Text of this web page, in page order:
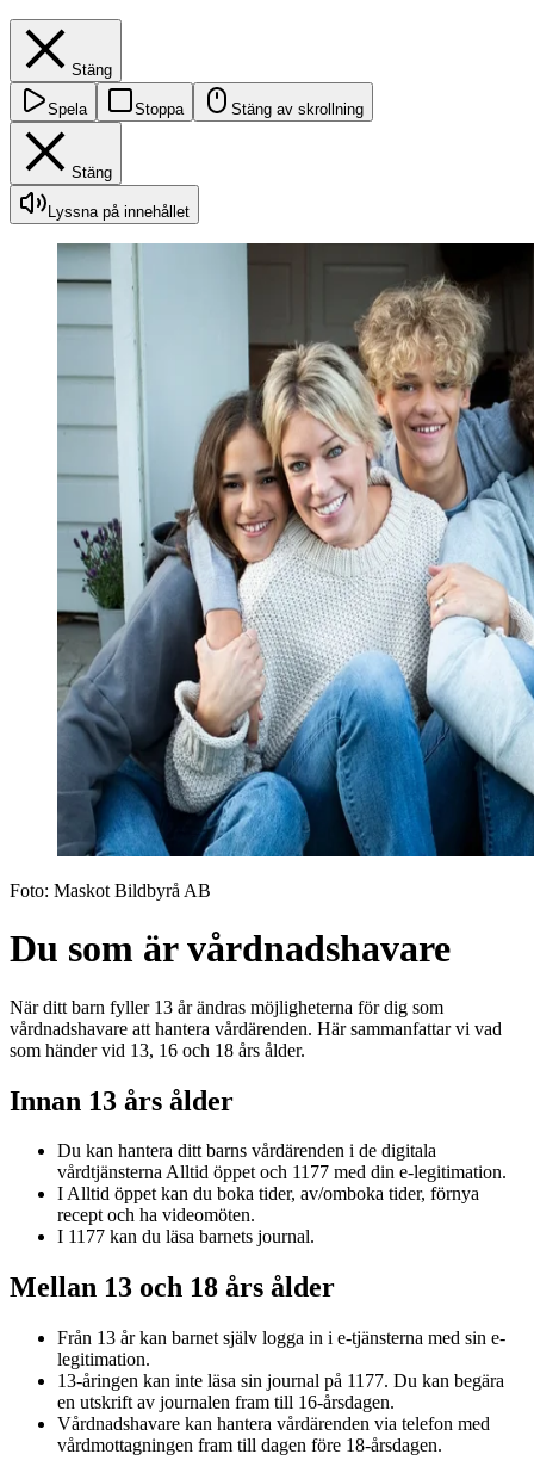
Stäng
Spela Stoppa Stäng av skrollning
Stäng
Lyssna på innehållet
Foto: Maskot Bildbyrå AB
Du som är vårdnadshavare
När ditt barn fyller 13 år ändras möjligheterna för dig som
vårdnadshavare att hantera vårdärenden. Här sammanfattar vi vad
som händer vid 13, 16 och 18 års ålder.
Innan 13 års ålder
Du kan hantera ditt barns vårdärenden i de digitala
vårdtjänsterna Alltid öppet och 1177 med din e-legitimation.
I Alltid öppet kan du boka tider, av/omboka tider, förnya
recept och ha videomöten.
I 1177 kan du läsa barnets journal.
Mellan 13 och 18 års ålder
Från 13 år kan barnet själv logga in i e-tjänsterna med sin e-
legitimation.
13-åringen kan inte läsa sin journal på 1177. Du kan begära
en utskrift av journalen fram till 16-årsdagen.
Vårdnadshavare kan hantera vårdärenden via telefon med
vårdmottagningen fram till dagen före 18-årsdagen.